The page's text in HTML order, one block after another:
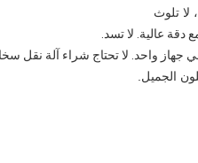
الجميل.